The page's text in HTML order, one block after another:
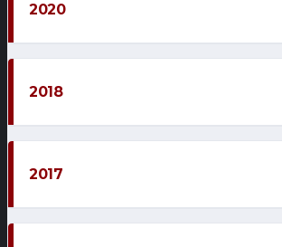
2020
2018
2017